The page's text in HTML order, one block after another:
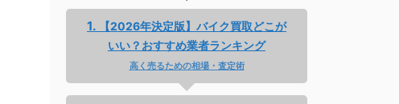
【2026年決定版】バイク買取どこが
いい？おすすめ業者ランキング
高く売るための相場・査定術